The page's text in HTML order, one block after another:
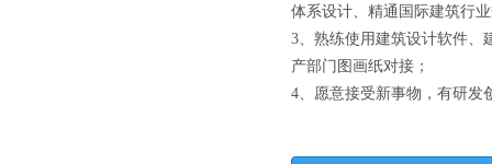
体系设计、精通国际建筑行
3、熟练使用建筑设计软件、
产部门图画纸对接；
4、愿意接受新事物，有研发